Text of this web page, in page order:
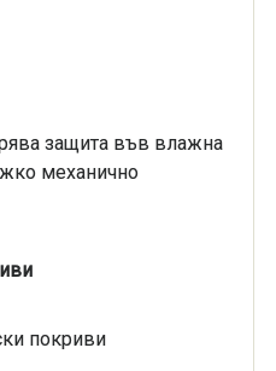
защита във влажна
механично
покриви